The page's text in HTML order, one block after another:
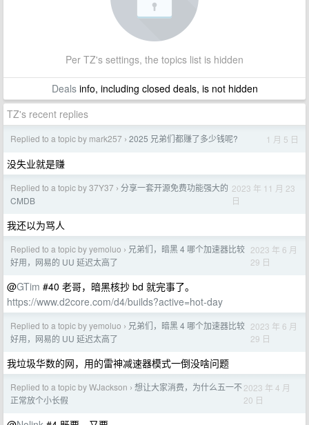
Per TZ's settings, the topics list is hidden
Dealsinfo, including closed deals, is not hidden
TZ's recent replies
Replied to a topic by mark257 › 2025 兄弟们都赚了多少钱呢? 1 月 5 日
没失业就是赚
Replied to a topic by 37Y37 › 分享一套开源免费功能强大的
CMDB
2023 年 11 月 23
日
我还以为骂人
Replied to a topic by yemoluo › 兄弟们，暗黑 4 哪个加速器比较
好用，网易的 UU 延迟太高了
2023 年 6 月
29 日
@GTim #40 老哥，暗黑核抄 bd 就完事了。
https://www.d2core.com/d4/builds?active=hot-day
Replied to a topic by yemoluo › 兄弟们，暗黑 4 哪个加速器比较
好用，网易的 UU 延迟太高了
2023 年 6 月
29 日
我垃圾华数的网，用的雷神减速器模式一倒没啥问题
Replied to a topic by WJackson › 想让大家消费，为什么五一不
正常放个小长假
2023 年 4 月
20 日